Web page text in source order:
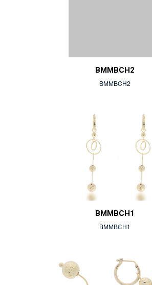
BMMBCH2
BMMBCH2
BMMBCH1
BMMBCH1